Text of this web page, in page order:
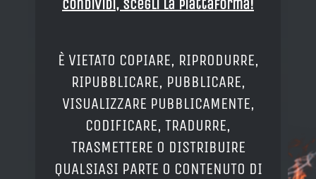
Condividi, Scegli la piattaforma!
È VIETATO COPIARE, RIPRODURRE,
RIPUBBLICARE, PUBBLICARE,
VISUALIZZARE PUBBLICAMENTE,
CODIFICARE, TRADURRE,
TRASMETTERE O DISTRIBUIRE
QUALSIASI PARTE O CONTENUTO DI